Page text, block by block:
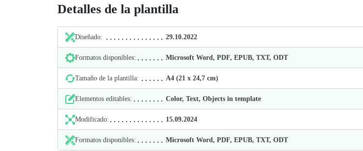
Detalles de la plantilla
Diseñado: 29.10.2022
Formatos disponibles: Microsoft Word, PDF, EPUB, TXT, ODT
Tamaño de la plantilla: А4 (21 х 24,7 cm)
Elementos editables: Color, Text, Objects in template
Modificado: 15.09.2024
Formatos disponibles: Microsoft Word, PDF, EPUB, TXT, ODT